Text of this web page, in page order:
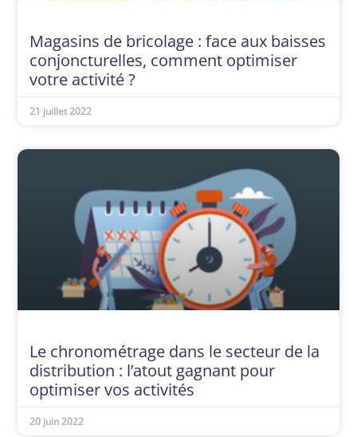
Magasins de bricolage : face aux baisses
conjoncturelles, comment optimiser
votre activité ?
21 juillet 2022
Le chronométrage dans le secteur de la
distribution : l’atout gagnant pour
optimiser vos activités
20 juin 2022